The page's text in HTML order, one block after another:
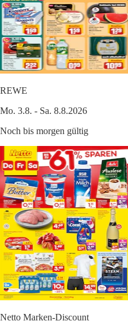
REWE
Mo. 3.8. - Sa. 8.8.2026
Noch bis morgen gültig
Netto Marken-Discount